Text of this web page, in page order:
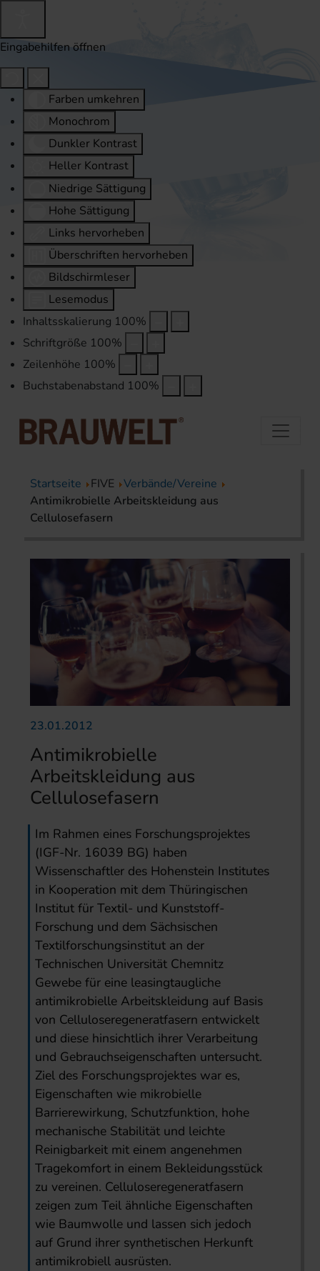
Eingabehilfen öffnen
Farben umkehren
Monochrom
Dunkler Kontrast
Heller Kontrast
Niedrige Sättigung
Hohe Sättigung
Links hervorheben
Überschriften hervorheben
Bildschirmleser
Lesemodus
Inhaltsskalierung 100%
Schriftgröße 100%
Zeilenhöhe 100%
Buchstabenabstand 100%
Startseite FIVE Verbände/Vereine
Antimikrobielle Arbeitskleidung aus
Cellulosefasern
23.01.2012
Antimikrobielle
Arbeitskleidung aus
Cellulosefasern
Im Rahmen eines Forschungsprojektes
(IGF-Nr. 16039 BG) haben
Wissenschaftler des Hohenstein Institutes
in Kooperation mit dem Thüringischen
Institut für Textil- und Kunststoff-
Forschung und dem Sächsischen
Textilforschungsinstitut an der
Technischen Universität Chemnitz
Gewebe für eine leasingtaugliche
antimikrobielle Arbeitskleidung auf Basis
von Celluloseregeneratfasern entwickelt
und diese hinsichtlich ihrer Verarbeitung
und Gebrauchseigenschaften untersucht.
Ziel des Forschungsprojektes war es,
Eigenschaften wie mikrobielle
Barrierewirkung, Schutzfunktion, hohe
mechanische Stabilität und leichte
Reinigbarkeit mit einem angenehmen
Tragekomfort in einem Bekleidungsstück
zu vereinen. Celluloseregeneratfasern
zeigen zum Teil ähnliche Eigenschaften
wie Baumwolle und lassen sich jedoch
auf Grund ihrer synthetischen Herkunft
antimikrobiell ausrüsten.